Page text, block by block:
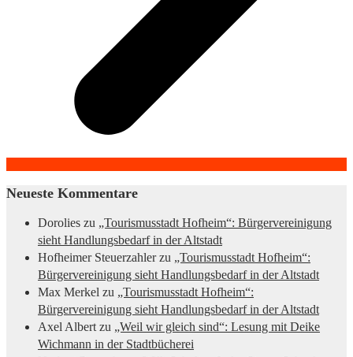
Neueste Kommentare
Dorolies zu „Tourismusstadt Hofheim“: Bürgervereinigung
sieht Handlungsbedarf in der Altstadt
Hofheimer Steuerzahlerzu „Tourismusstadt Hofheim“:
Bürgervereinigung sieht Handlungsbedarf in der Altstadt
Max Merkel zu „Tourismusstadt Hofheim“:
Bürgervereinigung sieht Handlungsbedarf in der Altstadt
Axel Albert zu „Weil wir gleich sind“: Lesung mit Deike
Wichmann in der Stadtbücherei